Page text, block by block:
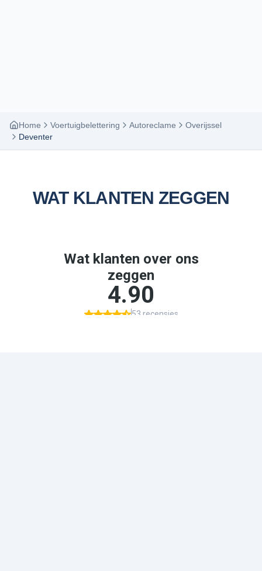
Home Voertuigbelettering Autoreclame
Overijssel
Deventer
WAT KLANTEN ZEGGEN